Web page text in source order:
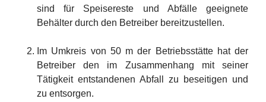
sind für Speisereste und Abfälle geeignete
Behälter durch den Betreiber bereitzustellen.
Im Umkreis von 50 m der Betriebsstätte hat der
Betreiber den im Zusammenhang mit seiner
Tätigkeit entstandenen Abfall zu beseitigen und
zu entsorgen.